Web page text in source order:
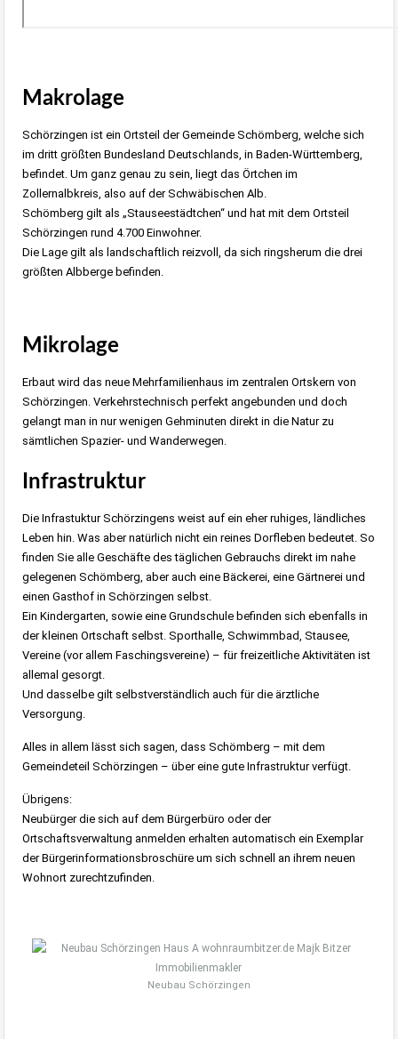
Makrolage
Schörzingen ist ein Ortsteil der Gemeinde Schömberg, welche sich
im dritt größten Bundesland Deutschlands, in Baden-Württemberg,
befindet. Um ganz genau zu sein, liegt das Örtchen im
Zollernalbkreis, also auf der Schwäbischen Alb.
Schömberg gilt als „Stauseestädtchen“ und hat mit dem Ortsteil
Schörzingen rund 4.700 Einwohner.
Die Lage gilt als landschaftlich reizvoll, da sich ringsherum die drei
größten Albberge befinden.
Mikrolage
Erbaut wird das neue Mehrfamilienhaus im zentralen Ortskern von
Schörzingen. Verkehrstechnisch perfekt angebunden und doch
gelangt man in nur wenigen Gehminuten direkt in die Natur zu
sämtlichen Spazier- und Wanderwegen.
Infrastruktur
Die Infrastuktur Schörzingens weist auf ein eher ruhiges, ländliches
Leben hin. Was aber natürlich nicht ein reines Dorfleben bedeutet. So
finden Sie alle Geschäfte des täglichen Gebrauchs direkt im nahe
gelegenen Schömberg, aber auch eine Bäckerei, eine Gärtnerei und
einen Gasthof in Schörzingen selbst.
Ein Kindergarten, sowie eine Grundschule befinden sich ebenfalls in
der kleinen Ortschaft selbst. Sporthalle, Schwimmbad, Stausee,
Vereine (vor allem Faschingsvereine) – für freizeitliche Aktivitäten ist
allemal gesorgt.
Und dasselbe gilt selbstverständlich auch für die ärztliche
Versorgung.
Alles in allem lässt sich sagen, dass Schömberg – mit dem
Gemeindeteil Schörzingen – über eine gute Infrastruktur verfügt.
Übrigens:
Neubürger die sich auf dem Bürgerbüro oder der
Ortschaftsverwaltung anmelden erhalten automatisch ein Exemplar
der Bürgerinformationsbroschüre um sich schnell an ihrem neuen
Wohnort zurechtzufinden.
Neubau Schörzingen